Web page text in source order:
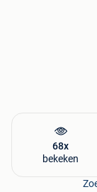
68x
bekeken